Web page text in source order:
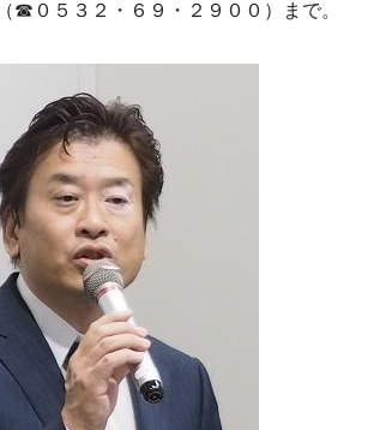
☎０５３２・６９・２９００）まで。